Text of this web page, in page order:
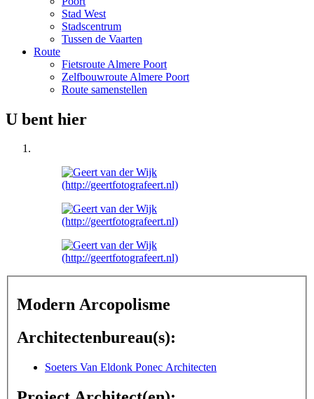
Stad West
Stadscentrum
Tussen de Vaarten
Route
Fietsroute Almere Poort
Zelfbouwroute Almere Poort
Route samenstellen
U bent hier
Modern Arcopolisme
Architectenbureau(s):
Soeters Van Eldonk Ponec Architecten